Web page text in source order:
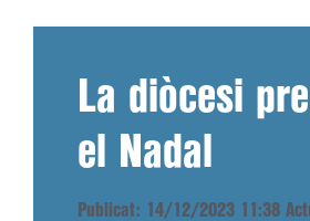
La diòcesi
el Nadal
Publicat: 14/12/2023 11:38